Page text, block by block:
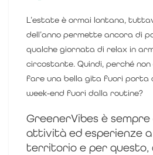
L’estate è ormai lontana,
dell’anno permette ancora di
qualche giornata di relax in
circostante. Quindi, perché
fare una bella gita fuori porta
week-end fuori dalla routine?
GreenerVibes è
attività ed esperienze
territorio e per questo,